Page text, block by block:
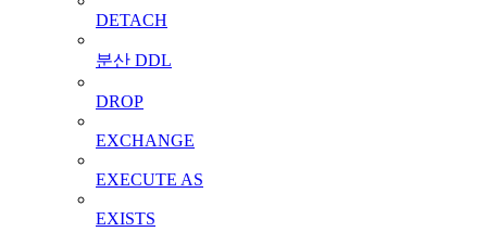
DETACH
분산 DDL
DROP
EXCHANGE
EXECUTE AS
EXISTS